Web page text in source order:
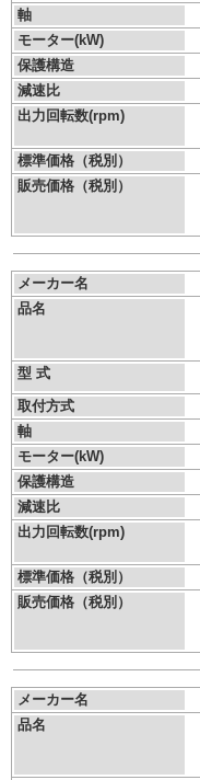
軸
モーター(kW)
保護構造
減速比
出力回転数(rpm)
標準価格（税別）
販売価格（税別）
メーカー名
品名
型 式
取付方式
軸
モーター(kW)
保護構造
減速比
出力回転数(rpm)
標準価格（税別）
販売価格（税別）
メーカー名
品名